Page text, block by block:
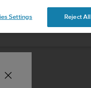
Settings Reject All